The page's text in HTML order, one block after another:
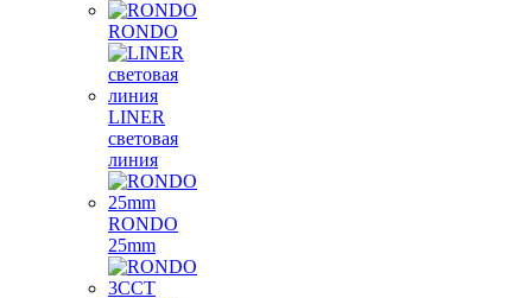
RONDO
LINER
световая
линия
RONDO
25mm